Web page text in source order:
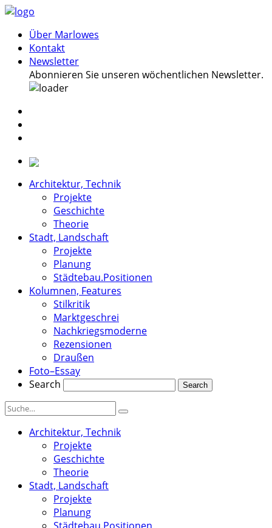
Über Marlowes
Kontakt
Newsletter
Abonnieren Sie unseren wöchentlichen Newsletter.
Architektur, Technik
Projekte
Geschichte
Theorie
Stadt, Landschaft
Projekte
Planung
Städtebau.Positionen
Kolumnen, Features
Stilkritik
Marktgeschrei
Nachkriegsmoderne
Rezensionen
Draußen
Foto–Essay
Search
Architektur, Technik
Projekte
Geschichte
Theorie
Stadt, Landschaft
Projekte
Planung